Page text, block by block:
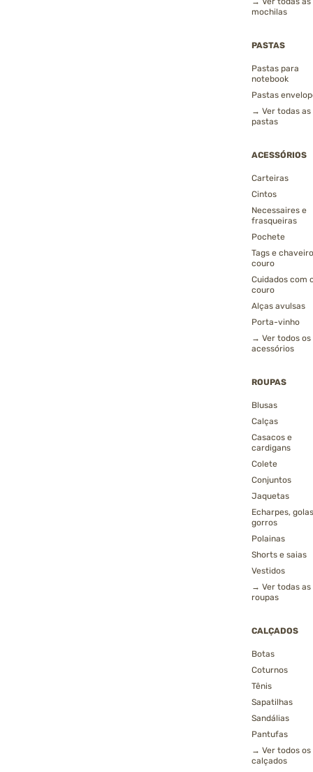
mochilas
PASTAS
Pastas para
notebook
Pastas
→ Ver todas as
pastas
ACESSÓRIOS
Carteiras
Cintos
Necessaires e
frasqueiras
Pochete
Tags e
couro
Cuidados com
couro
Alças avulsas
Porta-vinho
→ Ver todos os
acessórios
ROUPAS
Blusas
Calças
Casacos e
cardigans
Colete
Conjuntos
Jaquetas
Echarpes,
gorros
Polainas
Shorts e saias
Vestidos
→ Ver todas as
roupas
CALÇADOS
Botas
Coturnos
Tênis
Sapatilhas
Sandálias
Pantufas
→ Ver todos os
calçados